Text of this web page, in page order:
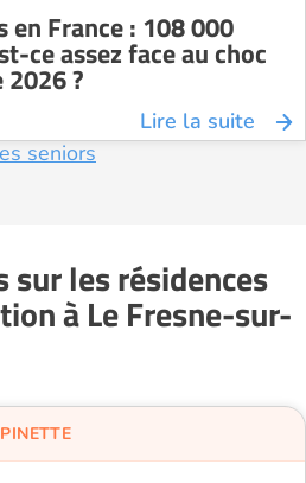
en France : 108 000
ce assez face au choc
?
Lire la suite
seniors
sur les résidences
à Le Fresne-sur-